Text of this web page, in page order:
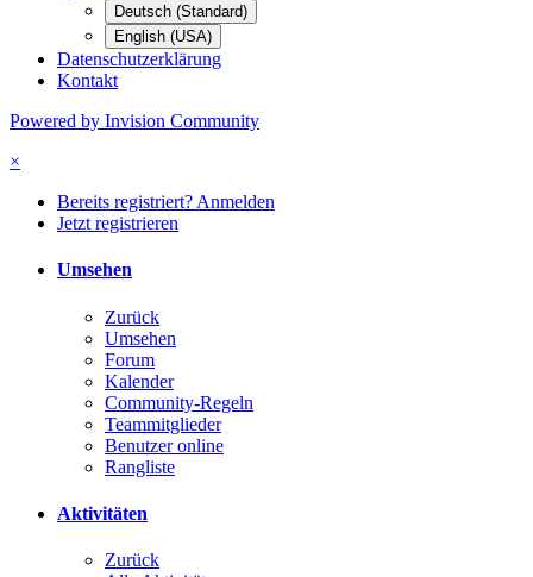
Deutsch (Standard)
English (USA)
Datenschutzerklärung
Kontakt
Powered by Invision Community
×
Bereits registriert? Anmelden
Jetzt registrieren
Umsehen
Zurück
Umsehen
Forum
Kalender
Community-Regeln
Teammitglieder
Benutzer online
Rangliste
Aktivitäten
Zurück